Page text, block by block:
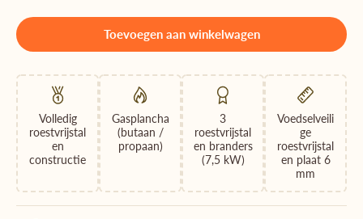
Toevoegen aan winkelwagen
Volledig
roestvrijstal
en
constructie
Gasplancha
(butaan /
propaan)
3
roestvrijstal
en branders
(7,5 kW)
Voedselveili
ge
roestvrijstal
en plaat 6
mm